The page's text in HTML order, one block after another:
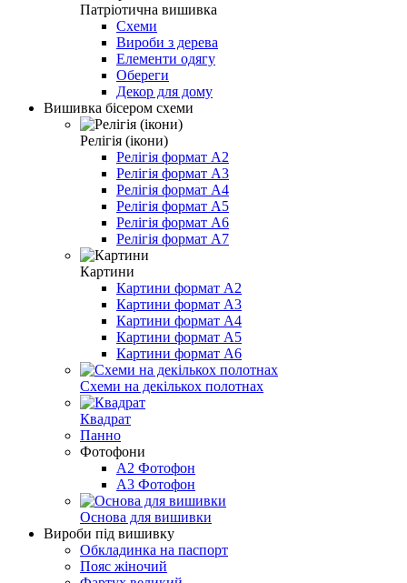
Патріотична вишивка
Схеми
Вироби з дерева
Елементи одягу
Обереги
Декор для дому
Вишивка бісером схеми
Релігія (ікони)
Релігія формат А2
Релігія формат А3
Релігія формат А4
Релігія формат А5
Релігія формат А6
Релігія формат А7
Картини
Картини формат А2
Картини формат А3
Картини формат А4
Картини формат А5
Картини формат А6
Схеми на декількох полотнах
Квадрат
Панно
Фотофони
А2 Фотофон
А3 Фотофон
Основа для вишивки
Вироби під вишивку
Обкладинка на паспорт
Пояс жіночий